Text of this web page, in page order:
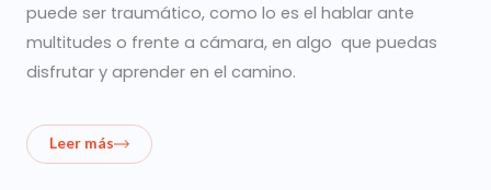
puede ser traumático, como lo es el hablar ante
multitudes o frente a cámara, en algo que puedas
disfrutar y aprender en el camino.
Leer más